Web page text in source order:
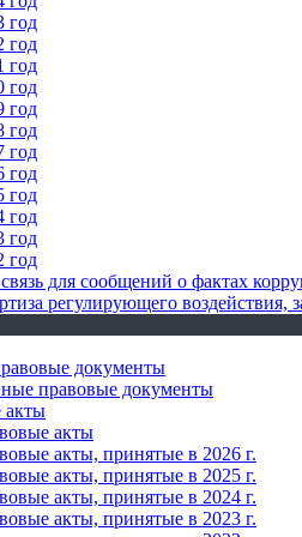
год
год
год
год
год
год
год
год
год
год
год
год
для сообщений о фактах
регулирующего
документы
правовые документы
акты
акты
акты, принятые в 2026 г.
акты, принятые в 2025 г.
акты, принятые в 2024 г.
акты, принятые в 2023 г.